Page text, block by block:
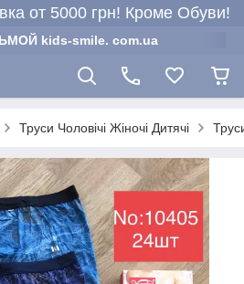
от 5000 грн! Кроме Обуви!
kids-smile. com.ua
Труси Чоловічі Жіночі Дитячі